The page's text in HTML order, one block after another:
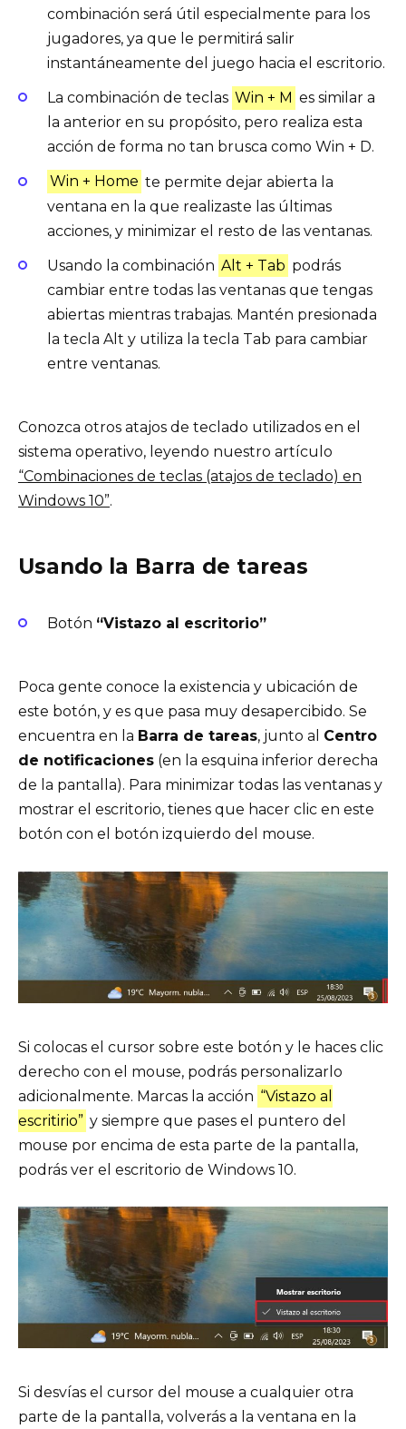
combinación será útil especialmente para los
jugadores, ya que le permitirá salir
instantáneamente del juego hacia el escritorio.
La combinación de teclas Win + M es similar a
la anterior en su propósito, pero realiza esta
acción de forma no tan brusca como Win + D.
Win + Home te permite dejar abierta la
ventana en la que realizaste las últimas
acciones, y minimizar el resto de las ventanas.
Usando la combinación Alt + Tab podrás
cambiar entre todas las ventanas que tengas
abiertas mientras trabajas. Mantén presionada
la tecla Alt y utiliza la tecla Tab para cambiar
entre ventanas.
Conozca otros atajos de teclado utilizados en el
sistema operativo, leyendo nuestro artículo
“Combinaciones de teclas (atajos de teclado) en
Windows 10”.
Usando la Barra de tareas
Botón “Vistazo al escritorio”
Poca gente conoce la existencia y ubicación de
este botón, y es que pasa muy desapercibido. Se
encuentra en la Barra de tareas, junto al Centro
de notificaciones (en la esquina inferior derecha
de la pantalla). Para minimizar todas las ventanas y
mostrar el escritorio, tienes que hacer clic en este
botón con el botón izquierdo del mouse.
Si colocas el cursor sobre este botón y le haces clic
derecho con el mouse, podrás personalizarlo
adicionalmente. Marcas la acción “Vistazo al
escritirio” y siempre que pases el puntero del
mouse por encima de esta parte de la pantalla,
podrás ver el escritorio de Windows 10.
Si desvías el cursor del mouse a cualquier otra
parte de la pantalla, volverás a la ventana en la